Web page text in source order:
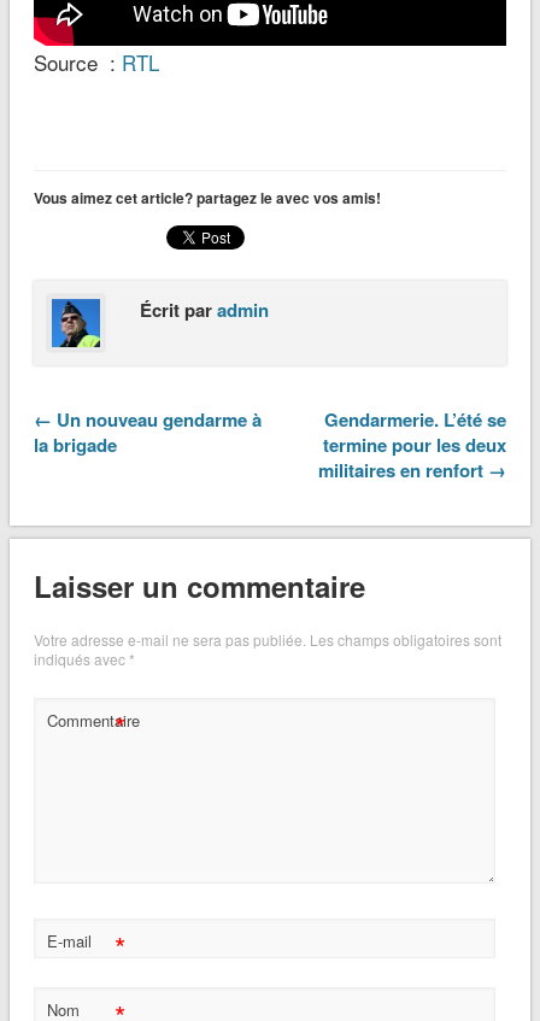
Source : RTL
Vous aimez cet article? partagez le avec vos amis!
Écrit paradmin
← Un nouveau gendarme à
la brigade
Gendarmerie. L’été se
termine pour les deux
militaires en renfort →
Laisser un commentaire
Votre adresse e-mail ne sera pas publiée. Les champs obligatoires sont
indiqués avec*
Commentaire
*
E-mail *
Nom